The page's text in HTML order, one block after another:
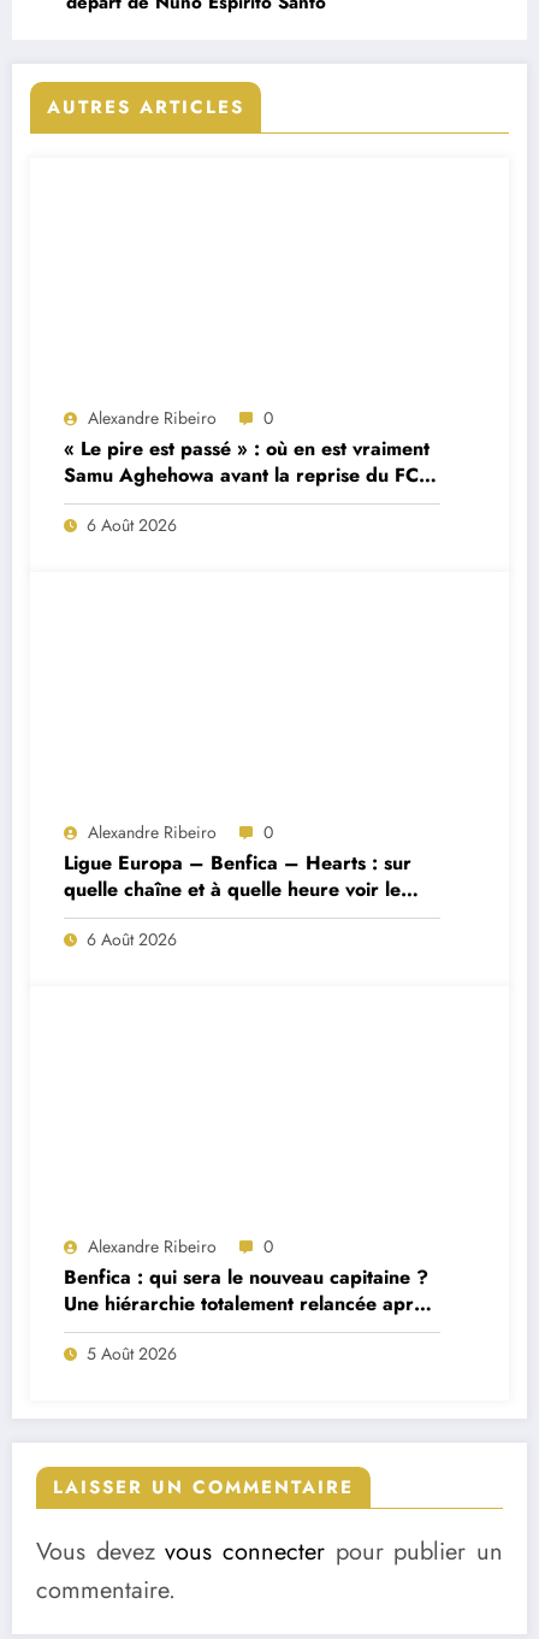
AUTRES ARTICLES
Alexandre Ribeiro 0
« Le pire est passé » : où en est vraiment
Samu Aghehowa avant la reprise du FC
Porto ?
6 Août 2026
Alexandre Ribeiro 0
Ligue Europa – Benfica – Hearts : sur
quelle chaîne et à quelle heure voir le
match ?
6 Août 2026
Alexandre Ribeiro 0
Benfica : qui sera le nouveau capitaine ?
Une hiérarchie totalement relancée après
deux départs majeurs
5 Août 2026
LAISSER UN COMMENTAIRE
Vous devezvous connecter pour publier un
commentaire.